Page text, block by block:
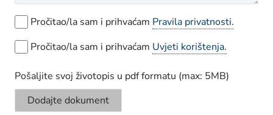
Pročitao/la sam i prihvaćam Pravila privatnosti.
Pročitao/la sam i prihvaćam Uvjeti korištenja.
Pošaljite svoj životopis u pdf formatu (max: 5MB)
Dodajte dokument